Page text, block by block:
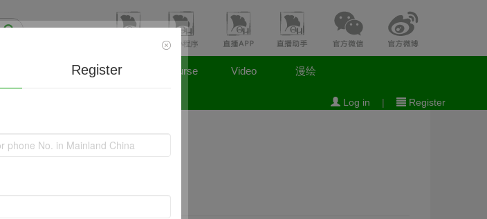
Lecture MicroVideo Course Video 漫绘
Log in | Register
Register
收藏